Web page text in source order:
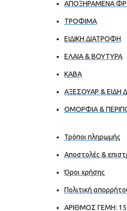
ΑΠΟΞΗΡΑΜΕΝΑ
ΤΡΟΦΙΜΑ
ΕΙΔΙΚΗ ΔΙΑΤΡΟΦΗ
ΕΛΑΙΑ & ΒΟΥΤΥΡΑ
ΚΑΒΑ
ΑΞΕΣΟΥΑΡ & ΕΙΔΗ
ΟΜΟΡΦΙΑ &
Τρόποι πληρωμής
Αποστολές &
Όροι χρήσης
Πολιτική
ΑΡΙΘΜΟΣ ΓΕΜΗ: